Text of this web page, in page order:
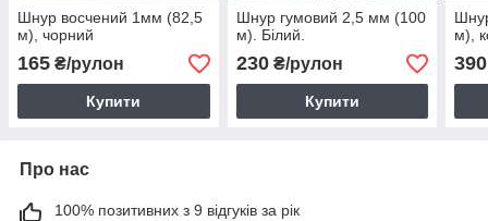
Шнур восчений 1мм (82,5
м), чорний
165 ₴/рулон
Купити
Шнур гумовий 2,5 мм (100
м). Білий.
230₴/рулон
Купити
м),
390
Про нас
100% позитивних з 9 відгуків за рік